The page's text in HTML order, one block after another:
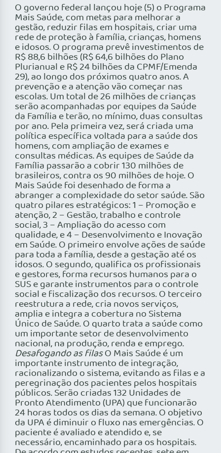
O governo federal lançou hoje (5) o Programa
Mais Saúde, com metas para melhorar a
gestão, reduzir filas em hospitais, criar uma
rede de proteção à família, crianças, homens
e idosos. O programa prevê investimentos de
R$ 88,6 bilhões (R$ 64,6 bilhões do Plano
Plurianual e R$ 24 bilhões da CPMF/Emenda
29), ao longo dos próximos quatro anos. A
prevenção e a atenção vão começar nas
escolas. Um total de 26 milhões de crianças
serão acompanhadas por equipes da Saúde
da Família e terão, no mínimo, duas consultas
por ano. Pela primeira vez, será criada uma
política específica voltada para a saúde dos
homens, com ampliação de exames e
consultas médicas. As equipes de Saúde da
Família passarão a cobrir 130 milhões de
brasileiros, contra os 90 milhões de hoje. O
Mais Saúde foi desenhado de forma a
abranger a complexidade do setor saúde. São
quatro pilares estratégicos: 1 – Promoção e
atenção, 2 – Gestão, trabalho e controle
social, 3 – Ampliação do acesso com
qualidade, e 4 – Desenvolvimento e Inovação
em Saúde. O primeiro envolve ações de saúde
para toda a família, desde a gestação até os
idosos. O segundo, qualifica os profissionais
e gestores, forma recursos humanos para o
SUS e garante instrumentos para o controle
social e fiscalização dos recursos. O terceiro
reestrutura a rede, cria novos serviços,
amplia e integra a cobertura no Sistema
Único de Saúde. O quarto trata a saúde como
um importante setor de desenvolvimento
nacional, na produção, renda e emprego.
Desafogando as filasO Mais Saúde é um
importante instrumento de integração,
racionalizando o sistema, evitando as filas e a
peregrinação dos pacientes pelos hospitais
públicos. Serão criadas 132 Unidades de
Pronto Atendimento (UPA) que funcionarão
24 horas todos os dias da semana. O objetivo
da UPA é diminuir o fluxo nas emergências. O
paciente é avaliado e atendido e, se
necessário, encaminhado para os hospitais.